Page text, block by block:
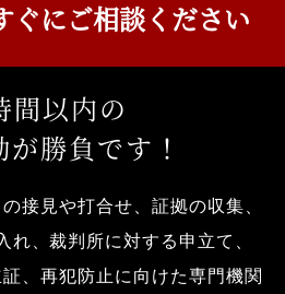
ぐにご相談ください
間以内の
勝負です！
接見や打合せ、証拠の収集、
れ、裁判所に対する申立て、
、再犯防止に向けた専門機関